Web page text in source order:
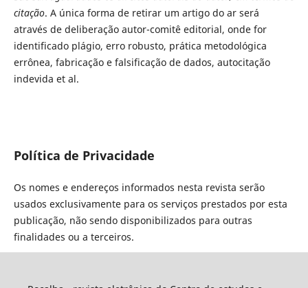
citação. A única forma de retirar um artigo do ar será
através de deliberação autor-comitê editorial, onde for
identificado plágio, erro robusto, prática metodológica
errônea, fabricação e falsificação de dados, autocitação
indevida et al.
Política de Privacidade
Os nomes e endereços informados nesta revista serão
usados exclusivamente para os serviços prestados por esta
publicação, não sendo disponibilizados para outras
finalidades ou a terceiros.